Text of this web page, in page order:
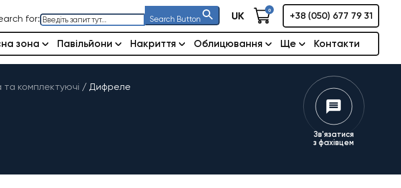
for: Search Button UK 0
+38 (050) 677 79 31
зона Павільйони Накриття Облицювання Ще Контакти
та комплектуючі / Дифреле
Зв'язатися
з фахівцем